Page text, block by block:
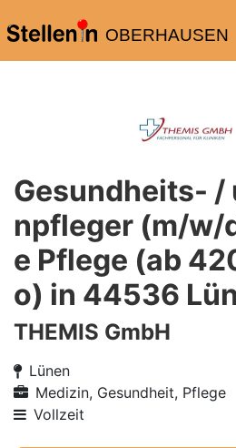
OBERHAUSEN
Gesundheits- /
npfleger (m/w/
e Pflege (ab
o) in 44536
THEMIS GmbH
Lünen
Medizin, Gesundheit, Pflege
Vollzeit